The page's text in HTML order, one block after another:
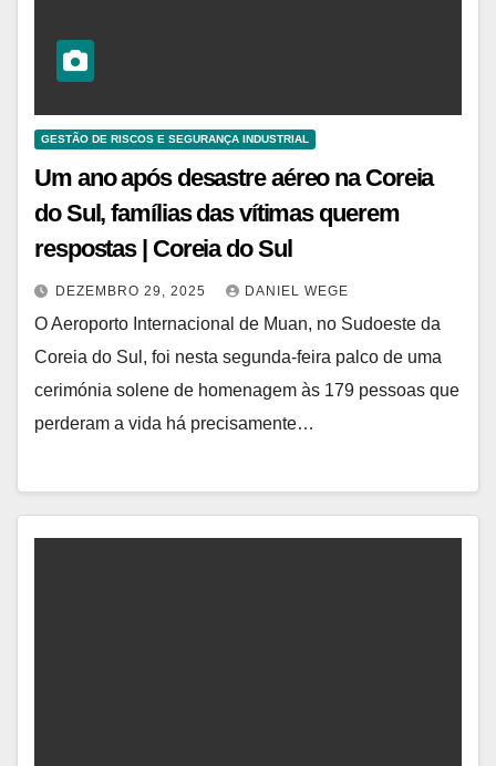
GESTÃO DE RISCOS E SEGURANÇA INDUSTRIAL
Um ano após desastre aéreo na Coreia
do Sul, famílias das vítimas querem
respostas | Coreia do Sul
DEZEMBRO 29, 2025 DANIEL WEGE
O Aeroporto Internacional de Muan, no Sudoeste da
Coreia do Sul, foi nesta segunda-feira palco de uma
cerimónia solene de homenagem às 179 pessoas que
perderam a vida há precisamente…